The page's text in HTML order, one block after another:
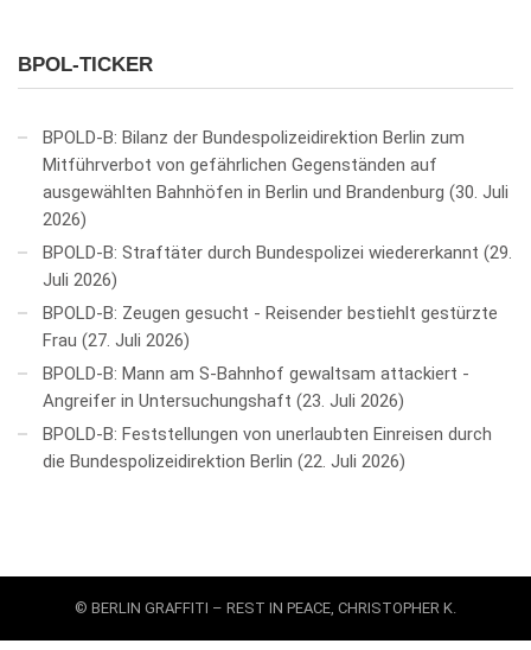
BPOL-TICKER
BPOLD-B: Bilanz der Bundespolizeidirektion Berlin zum
Mitführverbot von gefährlichen Gegenständen auf
ausgewählten Bahnhöfen in Berlin und Brandenburg 30. Juli
2026
BPOLD-B: Straftäter durch Bundespolizei wiedererkannt 29.
Juli 2026
BPOLD-B: Zeugen gesucht - Reisender bestiehlt gestürzte
Frau 27. Juli 2026
BPOLD-B: Mann am S-Bahnhof gewaltsam attackiert -
Angreifer in Untersuchungshaft 23. Juli 2026
BPOLD-B: Feststellungen von unerlaubten Einreisen durch
die Bundespolizeidirektion Berlin 22. Juli 2026
© BERLIN GRAFFITI – REST IN PEACE, CHRISTOPHER K.